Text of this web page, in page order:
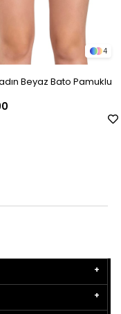
Jiber Kadın Siyah Bato